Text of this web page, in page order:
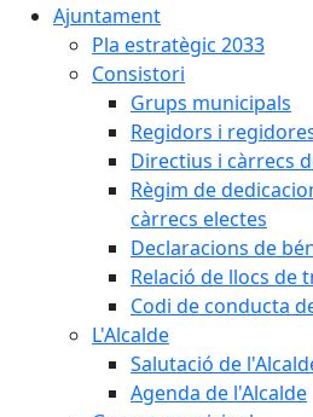
Ajuntament
Pla estratègic 2033
Consistori
Grups municipals
Regidors i
Directius i càrrecs
Règim de
càrrecs electes
Declaracions de
Relació de llocs
Codi de conducta
L'Alcalde
Salutació de
Agenda de l'Alcalde